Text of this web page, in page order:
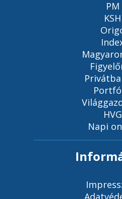
PM
KSH
HVG
Napi